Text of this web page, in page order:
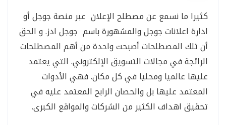
كثيرا ما نسمع عن مصطلح الإعلان عبر منصة جوجل أو
ادارة اعلانات جوجل والمشهورة باسم جوجل ادز. و الحق
أن تلك المصطلحات أصبحت واحدة من أهم المصطلحات
الرائجة في مجالات التسويق الإلكتروني. التي يعتمد
عليها عالميا ومحليا في كل مكان. فهي الأدوات
المعتمد عليها بل والحصان الرابح المعتمد عليه في
تحقيق اهداف الكثير من الشركات والمواقع الكبرى.